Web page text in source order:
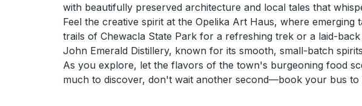
with beautifully preserved architecture and local tales that
Feel the creative spirit at the Opelika Art Haus, where
trails of Chewacla State Park for a refreshing trek or a laid-
John Emerald Distillery, known for its smooth, small-batch
As you explore, let the flavors of the town's burgeoning food
much to discover, don't wait another second—book your bus to